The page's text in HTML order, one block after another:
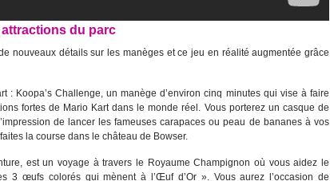
du parc
nouveaux détails sur les manèges et ce jeu en réalité augmentée grâce
: Koopa’s Challenge, un manège d’environ cinq minutes qui vise à faire
fortes de Mario Kart dans le monde réel. Vous porterez un casque de
de lancer les fameuses carapaces ou peau de bananes à vos
la course dans le château de Bowser.
est un voyage à travers le Royaume Champignon où vous aidez le
3 œufs colorés qui mènent à l’Œuf d’Or ». Vous aurez l’occasion de